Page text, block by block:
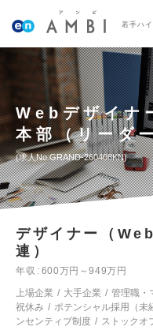
若手ハ
Webデザイナ
本部（リーダ
求人No.GRAND-260408KN
デザイナー（
連）
年収
600万円～949万円
上場企業
大手企業 管理職・
祝休み
ポテンシャル採用（未
ンセンティブ制度
ストックオ